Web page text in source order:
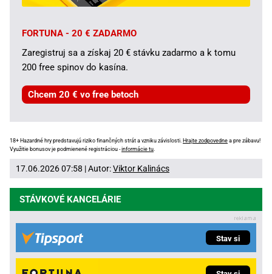
FORTUNA - 20 € ZADARMO
Zaregistruj sa a získaj 20 € stávku zadarmo a k tomu
200 free spinov do kasína.
Chcem 20 € vo free betoch
18+ Hazardné hry predstavujú riziko finančných strát a vzniku závislosti. Hrajte zodpovedne a pre zábavu!
Využitie bonusov je podmienené registráciou -informácie tu.
17.06.2026 07:58 | Autor:Viktor Kalinács
STÁVKOVÉ KANCELÁRIE
Stav si